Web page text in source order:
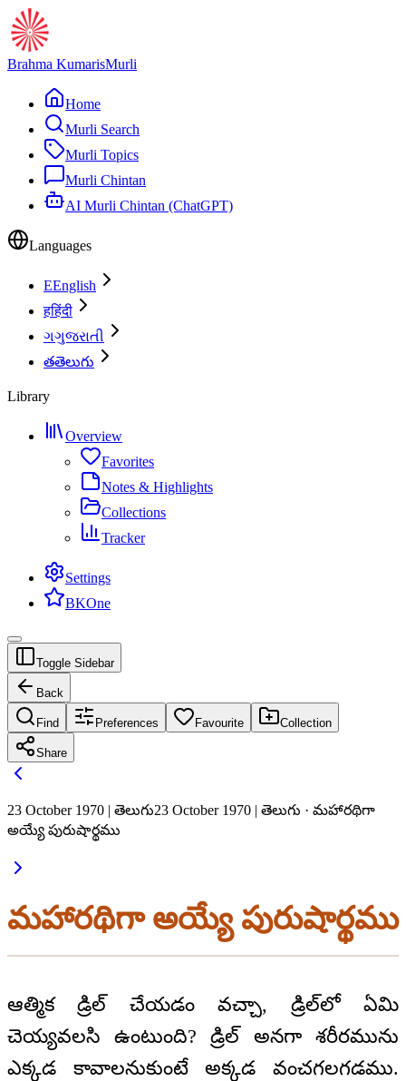
Brahma KumarisMurli
Home
Murli Search
Murli Topics
Murli Chintan
AI Murli Chintan (ChatGPT)
Languages
EEnglish
हहिंदी
ગગુજરાતી
తతెలుగు
Library
Overview
Favorites
Notes & Highlights
Collections
Tracker
Settings
BKOne
Toggle Sidebar
Back
Find Preferences Favourite Collection
Share
23 October 1970 | తెలుగు23 October 1970 | తెలుగు · మహారథిగా
అయ్యే పురుషార్థము
మహారథిగా అయ్యే పురుషార్థము
ఆత్మిక డ్రిల్ చేయడం వచ్చా, డ్రిల్‌లో ఏమి
చెయ్యవలసి ఉంటుంది? డ్రిల్ అనగా శరీరమును
ఎక్కడ కావాలనుకుంటే అక్కడ వంచగలగడము.